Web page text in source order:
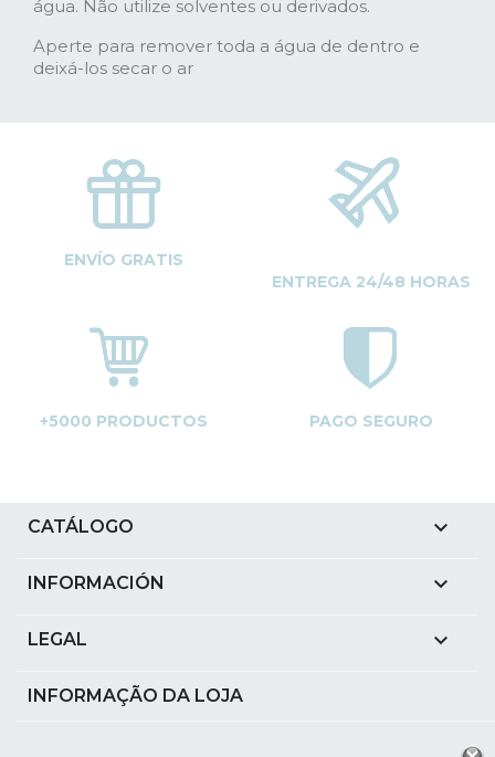
água. Não utilize solventes ou derivados.
Aperte para remover toda a água de dentro e
deixá-los secar o ar
ENVÍO GRATIS
ENTREGA 24/48 HORAS
+5000 PRODUCTOS PAGO SEGURO
CATÁLOGO 
INFORMACIÓN 
LEGAL 
INFORMAÇÃO DA LOJA